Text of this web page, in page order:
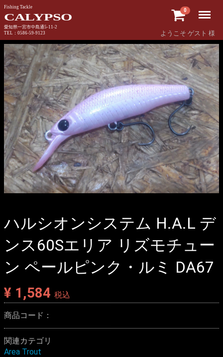
Fishing Tackle
CALYPSO
愛知県一宮市中島通5-11-2
TEL：0586-59-9123
0
ようこそ ゲスト 様
Menu
ハルシオンシステム H.A.L デ
ンス60Sエリア リズモチュー
ン ペールピンク・ルミ DA67
¥ 1,584 税込
商品コード：
関連カテゴリ
Area Trout